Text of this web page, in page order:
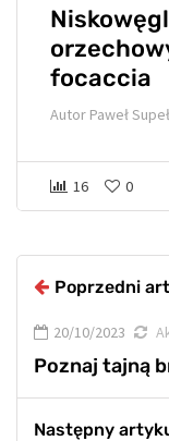
focaccia
Autor Paweł
16 0
Poprzedni
20/10/2023
Poznaj tajną
Następny